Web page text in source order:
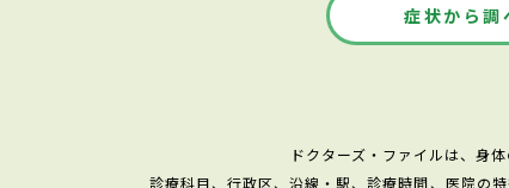
症状から調
ドクターズ・ファイルは、身
診療科目、行政区、沿線・駅、診療時間、医院の